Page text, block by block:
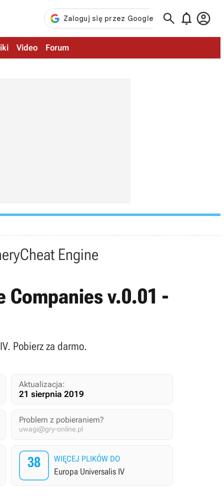
  
Video Forum
Cheat Engine
Companies v.0.01 -
Pobierz za darmo.
Aktualizacja:
21 sierpnia 2019
Problem z pobieraniem?
uwagi@gry-online.pl
38 WIĘCEJ PLIKÓW DO
Europa Universalis IV